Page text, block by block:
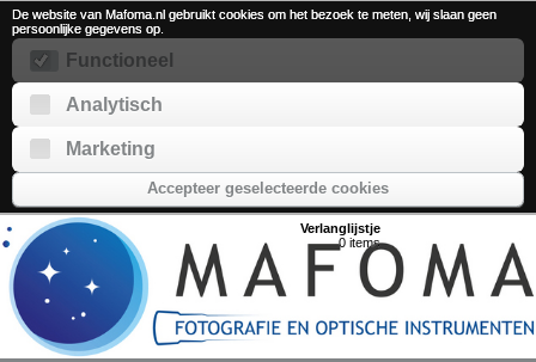
De website van Mafoma.nl gebruikt cookies om het bezoek te meten, wij slaan geen
persoonlijke gegevens op.
Functioneel
Analytisch
Marketing
Accepteer geselecteerde cookies
Verlanglijstje
0 items